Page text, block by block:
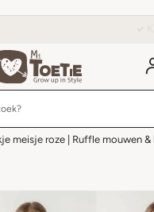
meisje roze | Ruffle mouwen &